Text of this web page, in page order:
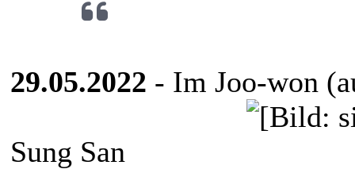
29.05.2022 - Im Joo-won
Sung San